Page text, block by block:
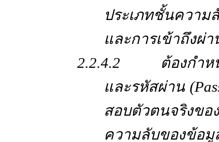
ประเภทชั้นความ
และการเข้าถึงผ่
2.2.4.2 ต้องกำหนด
และรหัสผ่าน
สอบตัวตนจริงข
ความลับของข้อมู